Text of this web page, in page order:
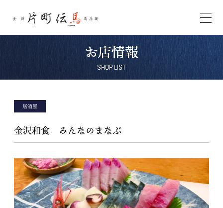
お店情報
SHOP LIST
居酒屋
金沢和食 みんなのまなぶ